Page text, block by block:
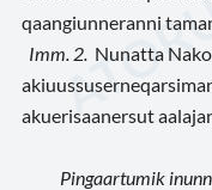
qaangiunneranni
Imm. 2. Nunatta
akuerisaanersut
Pingaartumik